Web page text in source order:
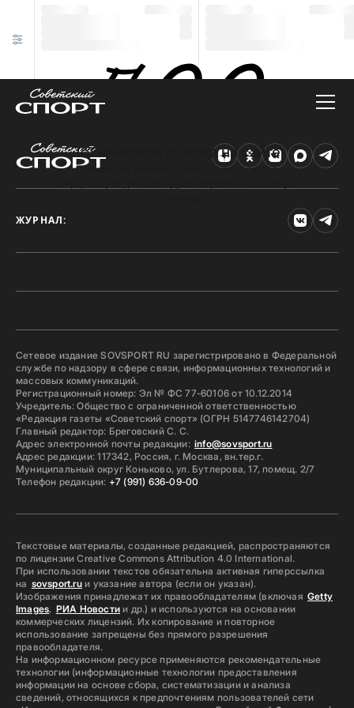
Техническая ошибка на сайте
Произошла ошибка. Чтобы найти нужную
ЖУРНАЛ:
Сетевое издание SOVSPORT RU зарегистрировано в Федеральной
службе по надзору в сфере связи, информационных технологий и
массовых коммуникаций.
Регистрационный номер: Эл № ФС 77-60106 от 10.12.2014
Учредитель: Общество с ограниченной ответственностью
«Редакция газеты «Советский спорт» (ОГРН 5147746142704)
Главный редактор: Бреговский С. С.
Адрес электронной почты редакции: info@sovsport.ru
Адрес редакции: 117342, Россия, г. Москва, вн.тер.г.
Муниципальный округ Коньково, ул. Бутлерова, 17, помещ. 2/7
Телефон редакции: +7 (991) 636-09-00
Текстовые материалы, созданные редакцией, распространяются
по лицензии Creative Commons Attribution 4.0 International.
При использовании текстов обязательна активная гиперссылка
на sovsport.ruи указание автора (если он указан).
Изображения принадлежат их правообладателям (включая Getty
Images, РИА Новостии др.) и используются на основании
коммерческих лицензий. Их копирование и повторное
использование запрещены без прямого разрешения
правообладателя.
На информационном ресурсе применяются рекомендательные
технологии (информационные технологии предоставления
информации на основе сбора, систематизации и анализа
сведений, относящихся к предпочтениям пользователей сети